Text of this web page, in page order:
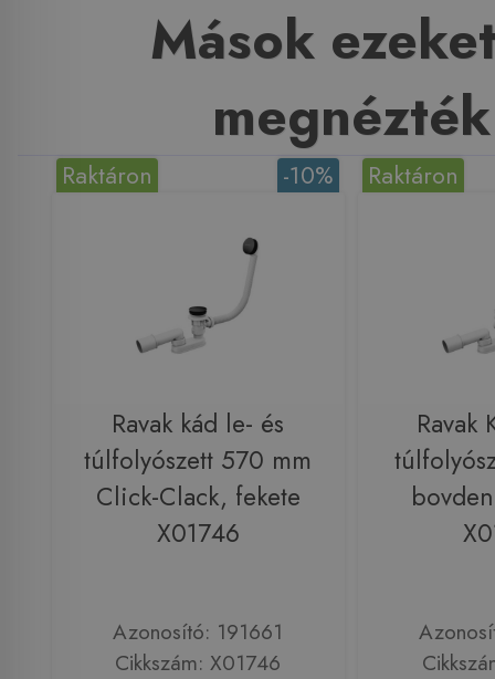
Mások
megnézték
-10%
Raktáron
Ravak kád le- és
túlfolyószett 570 mm
Click-Clack, fekete
X01746
Azonosító: 191661
Cikkszám: X01746
Raktáron
Ravak